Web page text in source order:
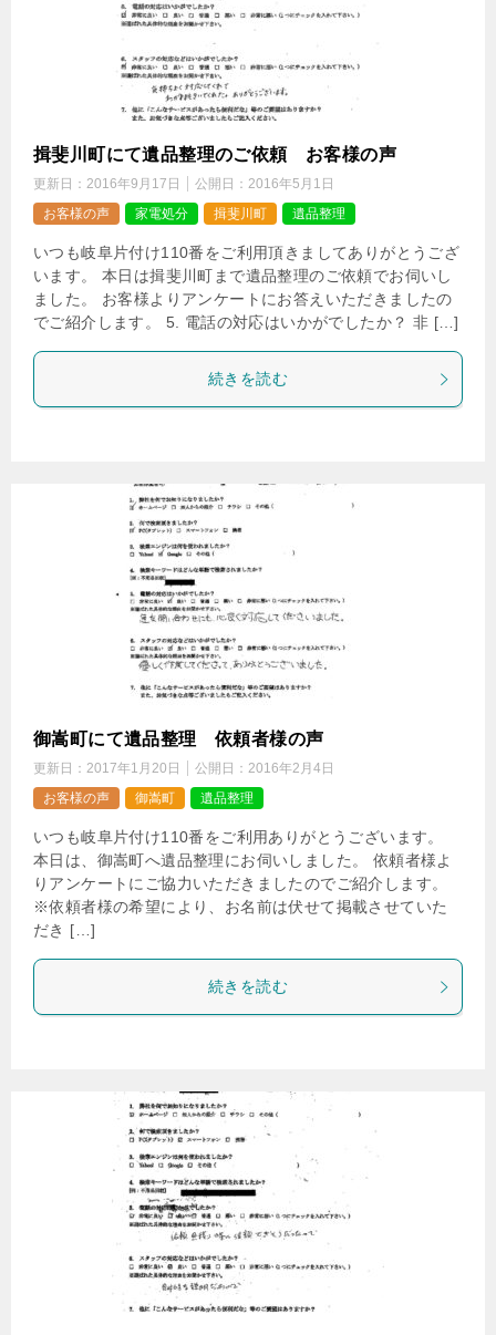
揖斐川町にて遺品整理のご依頼 お客様の声
更新日： 2016年9月17日 公開日： 2016年5月1日
お客様の声
家電処分 揖斐川町 遺品整理
いつも岐阜片付け110番をご利用頂きましてありがとうござ
います。 本日は揖斐川町まで遺品整理のご依頼でお伺いし
ました。 お客様よりアンケートにお答えいただきましたの
でご紹介します。 5. 電話の対応はいかがでしたか？ 非 […]
続きを読む
御嵩町にて遺品整理 依頼者様の声
更新日： 2017年1月20日 公開日： 2016年2月4日
お客様の声
御嵩町 遺品整理
いつも岐阜片付け110番をご利用ありがとうございます。
本日は、御嵩町へ遺品整理にお伺いしました。 依頼者様よ
りアンケートにご協力いただきましたのでご紹介します。
※依頼者様の希望により、お名前は伏せて掲載させていた
だき […]
続きを読む